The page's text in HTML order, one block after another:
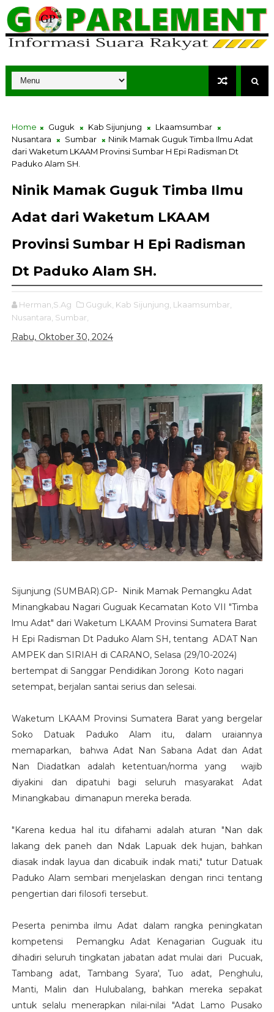
Home Guguk Kab Sijunjung
Lkaamsumbar
Nusantara
Sumbar
Ninik Mamak Guguk Timba Ilmu Adat
dari Waketum LKAAM Provinsi Sumbar H Epi Radisman Dt
Paduko Alam SH.
Ninik Mamak Guguk Timba Ilmu
Adat dari Waketum LKAAM
Provinsi Sumbar H Epi Radisman
Dt Paduko Alam SH.
Herman,S.Ag Guguk, Kab Sijunjung, Lkaamsumbar,
Nusantara, Sumbar,
Rabu, Oktober 30, 2024
Sijunjung (SUMBAR).GP- Ninik Mamak Pemangku Adat
Minangkabau Nagari Guguak Kecamatan Koto VII "Timba
lmu Adat" dari Waketum LKAAM Provinsi Sumatera Barat
H Epi Radisman Dt Paduko Alam SH, tentang ADAT Nan
AMPEK dan SIRIAH di CARANO, Selasa (29/10-2024)
bertempat di Sanggar Pendidikan Jorong Koto nagari
setempat, berjalan santai serius dan selesai.
Waketum LKAAM Provinsi Sumatera Barat yang bergelar
Soko Datuak Paduko Alam itu, dalam uraiannya
memaparkan, bahwa Adat Nan Sabana Adat dan Adat
Nan Diadatkan adalah ketentuan/norma yang wajib
diyakini dan dipatuhi bagi seluruh masyarakat Adat
Minangkabau dimanapun mereka berada.
"Karena kedua hal itu difahami adalah aturan "Nan dak
lakang dek paneh dan Ndak Lapuak dek hujan, bahkan
diasak indak layua dan dicabuik indak mati," tutur Datuak
Paduko Alam sembari menjelaskan dengan rinci tentang
pengertian dari filosofi tersebut.
Peserta penimba ilmu Adat dalam rangka peningkatan
kompetensi Pemangku Adat Kenagarian Guguak itu
dihadiri seluruh tingkatan jabatan adat mulai dari Pucuak,
Tambang adat, Tambang Syara', Tuo adat, Penghulu,
Manti, Malin dan Hulubalang, bahkan mereka sepakat
untuk selalu menerapkan nilai-nilai "Adat Lamo Pusako